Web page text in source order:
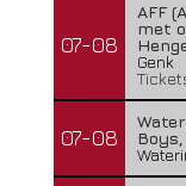
07-08
AFF
met
Genk
07-08